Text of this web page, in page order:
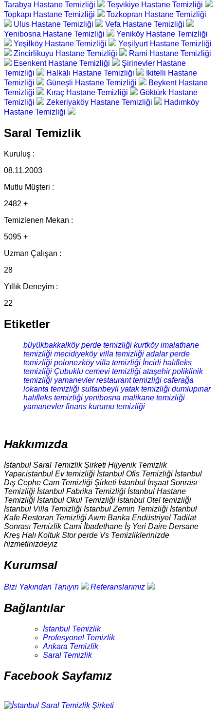
Tarabya Hastane Temizliği
Teşvikiye Hastane Temizliği
Topkapı Hastane Temizliği
Tozkopran Hastane Temizliği
Ulus Hastane Temizliği
Vefa Hastane Temizliği
Yenibosna Hastane Temizliği
Yeniköy Hastane Temizliği
Yeşilköy Hastane Temizliği
Yeşilyurt Hastane Temizliği
Zincirlikuyu Hastane Temizliği
Rami Hastane Temizliği
Esenkent Hastane Temizliği
Şirinevler Hastane
Temizliği
Halkalı Hastane Temizliği
İkitelli Hastane
Temizliği
Güneşli Hastane Temizliği
Beykent Hastane
Temizliği
Kıraç Hastane Temizliği
Göktürk Hastane
Temizliği
Zekeriyaköy Hastane Temizliği
Hadımköy
Hastane Temizliği
Saral Temizlik
Kuruluş :
08.11.2003
Mutlu Müşteri :
2482 +
Temizlenen Mekan :
5095 +
Uzman Çalışan :
28
Yıllık Deneyim :
22
Etiketler
büyükbakkalköy perde temizliği kurtköy imalathane
temizliği mecidiyeköy villa temizliği adalar perde
temizliği polonezköy villa temizliği İncirli halıfleks
temizliği Çubuklu cemevi temizliği ataşehir poliklinik
temizliği yamanevler restaurant temizliği caferağa
lokanta temizliği sultanbeyli yatak temizliği dumlupınar
halıfleks temizliği yenibosna malikane temizliği
yamanevler finans kurumu temizliği
Hakkımızda
İstanbul Saral Temizlik Şirketi Hijyenik Temizlik
Yapar.istanbul Ev temizliği İstanbul Ofis Temizliği İstanbul
Dış Cephe Cam Temizliği Şirketi İstanbul İnşaat Sonrası
Temizliği İstanbul Fabrika Temizliği İstanbul Hastane
Temizliği İstanbul Okul Temizliği İstanbul Otel temizliği
İstanbul Villa Temizliği İstanbul Zemin Temizliği İstanbul
Kafe Restoran Temizliği Awm Banka Endüstriyel Tadilat
Sonrası Temizlik Cami İbadethane İş Yeri Daire Dersane
Kreş Halı Koltuk Stor perde Vs Temizliklerinizde
hizmetinizdeyiz
Kurumsal
Bizi Yakından Tanıyın Referanslarımız
Bağlantılar
İstanbul Temizlik
Profesyonel Temizlik
Ankara Temizlik
Saral Temizlik
Facebook Sayfamız